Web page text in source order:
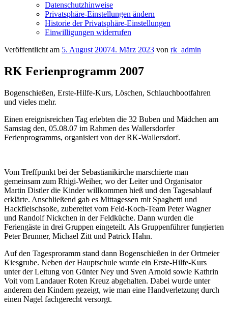
Datenschutzhinweise
Privatsphäre-Einstellungen ändern
Historie der Privatsphäre-Einstellungen
Einwilligungen widerrufen
Veröffentlicht am 5. August 20074. März 2023 von rk_admin
RK Ferienprogramm 2007
Bogenschießen, Erste-Hilfe-Kurs, Löschen, Schlauchbootfahren
und vieles mehr.
Einen ereignisreichen Tag erlebten die 32 Buben und Mädchen am
Samstag den, 05.08.07 im Rahmen des Wallersdorfer
Ferienprogramms, organisiert von der RK-Wallersdorf.
Vom Treffpunkt bei der Sebastianikirche marschierte man
gemeinsam zum Rhigi-Weiher, wo der Leiter und Organisator
Martin Distler die Kinder willkommen hieß und den Tagesablauf
erklärte. Anschließend gab es Mittagessen mit Spaghetti und
Hackfleischsoße, zubereitet vom Feld-Koch-Team Peter Wagner
und Randolf Nickchen in der Feldküche. Dann wurden die
Feriengäste in drei Gruppen eingeteilt. Als Gruppenführer fungierten
Peter Brunner, Michael Zitt und Patrick Hahn.
Auf den Tagesproramm stand dann Bogenschießen in der Ortmeier
Kiesgrube. Neben der Hauptschule wurde ein Erste-Hilfe-Kurs
unter der Leitung von Günter Ney und Sven Arnold sowie Kathrin
Voit vom Landauer Roten Kreuz abgehalten. Dabei wurde unter
anderem den Kindern gezeigt, wie man eine Handverletzung durch
einen Nagel fachgerecht versorgt.